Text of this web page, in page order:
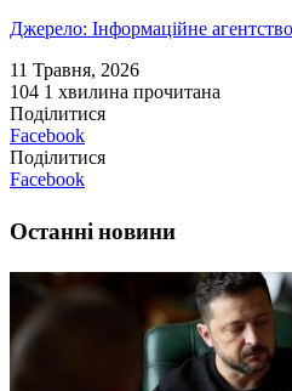
Джерело: Інформаційне
11 Травня, 2026
104 1 хвилина прочитана
Поділитися
Facebook
Поділитися
Facebook
Останні новини